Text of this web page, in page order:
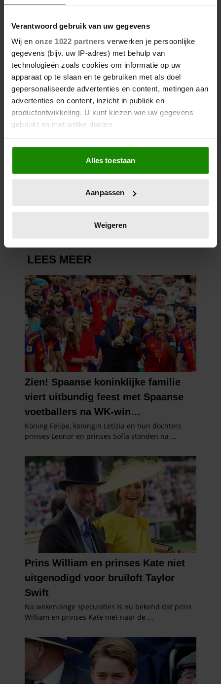
Verantwoord gebruik van uw gegevens
Wij en onze 1022 partners verwerken je persoonlijke
gegevens (bijv. uw IP-adres) met behulp van
technologieën zoals cookies om informatie op uw
apparaat op te slaan en te gebruiken met als doel
gepersonaliseerde advertenties en content, metingen aan
advertenties en content, inzicht in publiek en
productontwikkeling. U kunt kiezen wie uw gegevens
gebruikt en met welke doelen.
Als u het toestaat, willen we ook graag:
Informatie verzamelen over uw geografische
locatie, die tot een paar meter nauwkeurig kan zijn
scannen op specifieke eigenschappen (fingerprinting)
verwerkt en stel uw voorkeuren in het
intrekken in de Cookieverklaring.
personaliseren, om functies voor social media te bieden
en om ons websiteverkeer te analyseren. Ook delen we
informatie over uw gebruik van onze site met onze
partners voor social media, adverteren en analyse. Deze
partners kunnen deze gegevens combineren met andere
informatie die u aan ze heeft verstrekt of die ze hebben
verzameld op basis van uw gebruik van hun services. U
gaat akkoord met onze cookies als u onze website blijft
gebruiken.
Alles toestaan
Aanpassen
Weigeren
DIT ZIJN DE 4 FAVORIETE
CATHERINE
23 april 2026
KATE EN CAMILLA HEBBEN EEN
GESPANNEN BAND: DÍT IS DE